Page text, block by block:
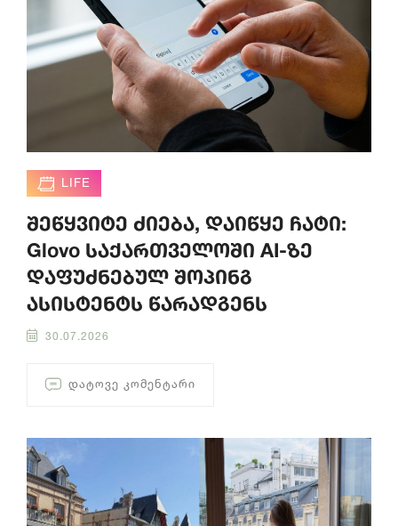
LIFE
შეწყვიტე ძიება, დაიწყე ჩატი:
Glovo საქართველოში AI-ზე
დაფუძნებულ შოპინგ
ასისტენტს წარადგენს
30.07.2026
ᲓᲐᲢᲝᲕᲔ ᲙᲝᲛᲔᲜᲢᲐᲠᲘ